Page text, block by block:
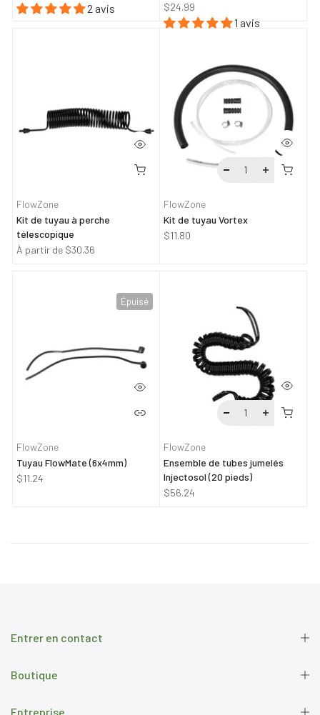
2 avis
$24.99
1 avis
FlowZone
Kit de tuyau à perche
télescopique
À partir de $30.36
FlowZone
Kit de tuyau Vortex
$11.80
Épuisé
FlowZone
Tuyau FlowMate (6x4mm)
$11.24
FlowZone
Ensemble de tubes jumelés
Injectosol (20 pieds)
$56.24
Entrer en contact
Boutique
Entreprise